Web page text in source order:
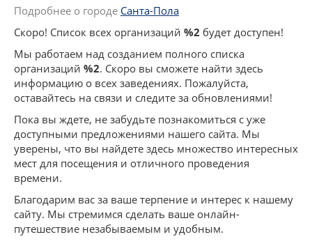
КОМАРКИ (РАЙОНЫ)
РЕЦЕПТЫ
ПРЕДЛОЖЕНИЯ
СТАТЬИ
УСЛУГИ
Подробнее о городе Санта-Пола
Скоро! Список всех организаций %2 будет доступен!
Мы работаем над созданием полного списка
организаций %2. Скоро вы сможете найти здесь
информацию о всех заведениях. Пожалуйста,
оставайтесь на связи и следите за обновлениями!
Пока вы ждете, не забудьте познакомиться с уже
доступными предложениями нашего сайта. Мы
уверены, что вы найдете здесь множество интересных
мест для посещения и отличного проведения
времени.
Благодарим вас за ваше терпение и интерес к нашему
сайту. Мы стремимся сделать ваше онлайн-
путешествие незабываемым и удобным.